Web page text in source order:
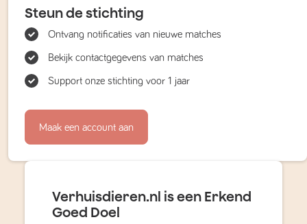
Steun de stichting
Ontvang notificaties van nieuwe matches
Bekijk contactgegevens van matches
Support onze stichting voor 1 jaar
Maak een account aan
Verhuisdieren.nl is een Erkend
Goed Doel